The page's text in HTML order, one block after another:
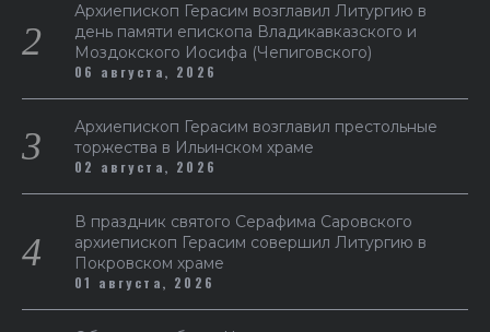
Архиепископ Герасим возглавил Литургию в
день памяти епископа Владикавказского и
Моздокского Иосифа (Чепиговского)
06 августа, 2026
Архиепископ Герасим возглавил престольные
торжества в Ильинском храме
02 августа, 2026
В праздник святого Серафима Саровского
архиепископ Герасим совершил Литургию в
Покровском храме
01 августа, 2026